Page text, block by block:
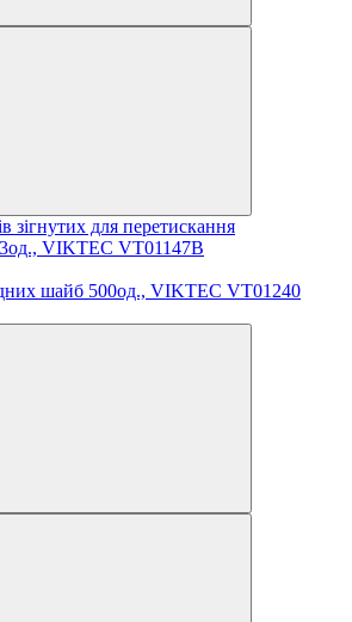
зігнутих для перетискання
3од., VIKTEC VT01147B